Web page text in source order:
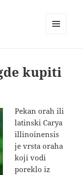
kupiti
Pekan orah ili
latinski Carya
illinoinensis
je vrsta oraha
koji vodi
poreklo iz